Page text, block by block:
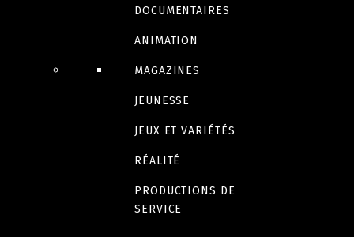
DOCUMENTAIRES
ANIMATION
MAGAZINES
JEUNESSE
JEUX ET VARIÉTÉS
RÉALITÉ
PRODUCTIONS DE
SERVICE
Contenu en français